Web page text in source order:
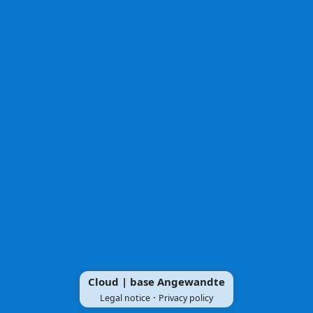
Cloud | base Angewandte
Legal notice · Privacy policy